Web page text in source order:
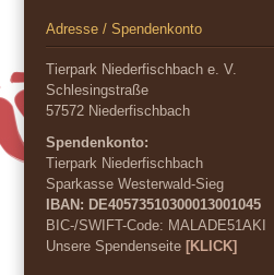
Adresse / Spendenkonto
Tierpark Niederfischbach e. V.
Schlesingstraße
57572 Niederfischbach
Spendenkonto:
Tierpark Niederfischbach
Sparkasse Westerwald-Sieg
IBAN: DE40573510300013001045
BIC-/SWIFT-Code: MALADE51AKI
Unsere Spendenseite [KLICK]